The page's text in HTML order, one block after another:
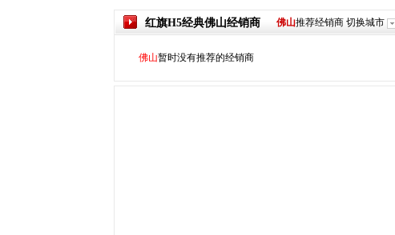
红旗H5经典佛山经销商 佛山推荐经销商 切换城市
佛山暂时没有推荐的经销商